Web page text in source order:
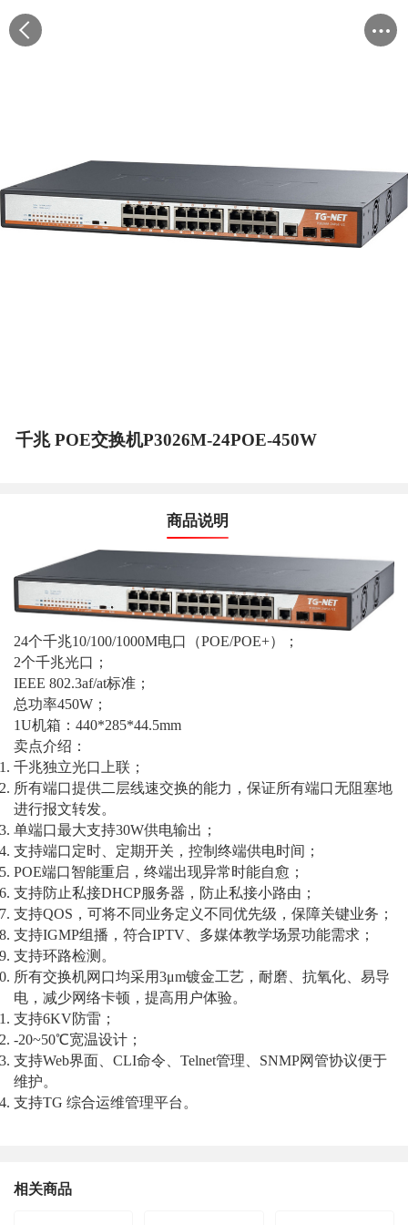
千兆 POE交换机P3026M-24POE-450W
商品说明
24个千兆10/100/1000M电口（POE/POE+）；
2个千兆光口；
IEEE 802.3af/at标准；
总功率450W；
1U机箱：440*285*44.5mm
卖点介绍：
千兆独立光口上联；
所有端口提供二层线速交换的能力，保证所有端口无阻塞地
进行报文转发。
单端口最大支持30W供电输出；
支持端口定时、定期开关，控制终端供电时间；
POE端口智能重启，终端出现异常时能自愈；
支持防止私接DHCP服务器，防止私接小路由；
支持QOS，可将不同业务定义不同优先级，保障关键业务；
支持IGMP组播，符合IPTV、多媒体教学场景功能需求；
支持环路检测。
所有交换机网口均采用3μm镀金工艺，耐磨、抗氧化、易导
电，减少网络卡顿，提高用户体验。
支持6KV防雷；
-20~50℃宽温设计；
支持Web界面、CLI命令、Telnet管理、SNMP网管协议便于
维护。
支持TG 综合运维管理平台。
相关商品